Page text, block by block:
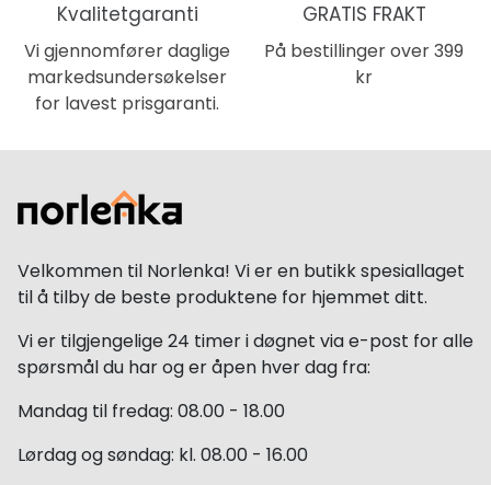
Kvalitetgaranti
Vi gjennomfører daglige
markedsundersøkelser
for lavest prisgaranti.
GRATIS FRAKT
På bestillinger over 399
kr
Velkommen til Norlenka! Vi er en butikk spesiallaget
til å tilby de beste produktene for hjemmet ditt.
Vi er tilgjengelige 24 timer i døgnet via e-post for alle
spørsmål du har og er åpen hver dag fra:
Mandag til fredag: 08.00 - 18.00
Lørdag og søndag: kl. 08.00 - 16.00